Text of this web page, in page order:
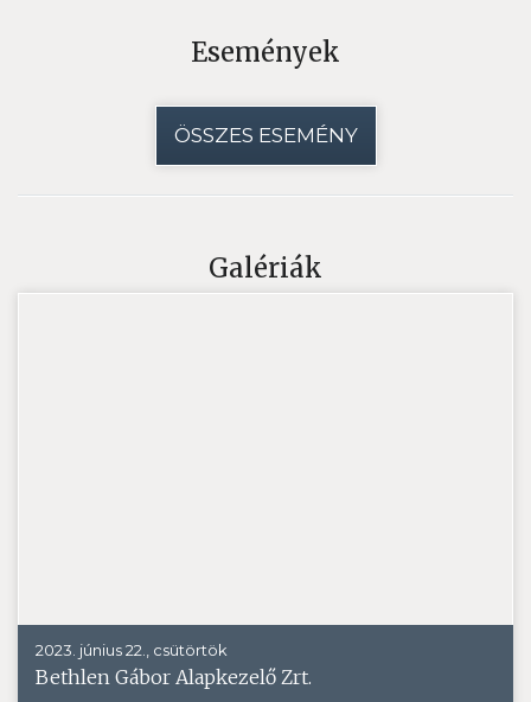
Események
ÖSSZES ESEMÉNY
Galériák
2023. június 22., csütörtök
Bethlen Gábor Alapkezelő Zrt.